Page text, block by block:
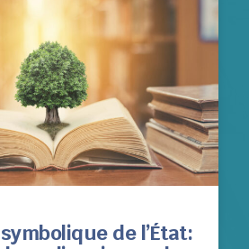
de l’État: